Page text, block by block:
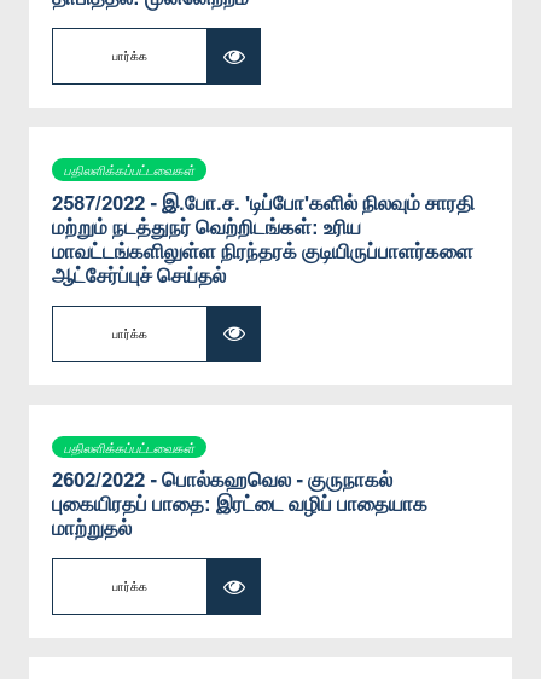
பார்க்க
பதிலளிக்கப்பட்டவைகள்
2587/2022 - இ.போ.ச. 'டிப்போ'களில் நிலவும் சாரதி
மற்றும் நடத்துநர் வெற்றிடங்கள்: உரிய
மாவட்டங்களிலுள்ள நிரந்தரக் குடியிருப்பாளர்களை
ஆட்சேர்ப்புச் செய்தல்
பார்க்க
பதிலளிக்கப்பட்டவைகள்
2602/2022 - பொல்கஹவெல - குருநாகல்
புகையிரதப் பாதை: இரட்டை வழிப் பாதையாக
மாற்றுதல்
பார்க்க